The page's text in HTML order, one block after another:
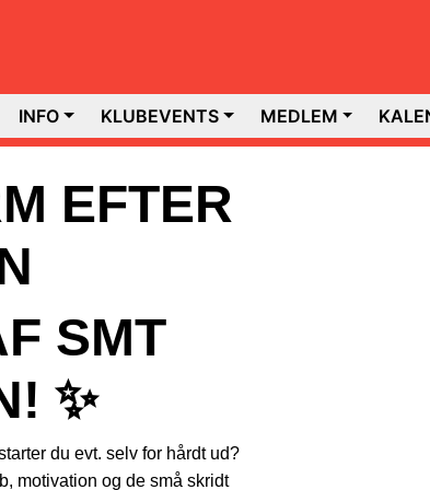
INFO KLUBEVENTS MEDLEM
EFTER
SMT
✨
du evt. selv for hårdt ud?
motivation og de små skridt